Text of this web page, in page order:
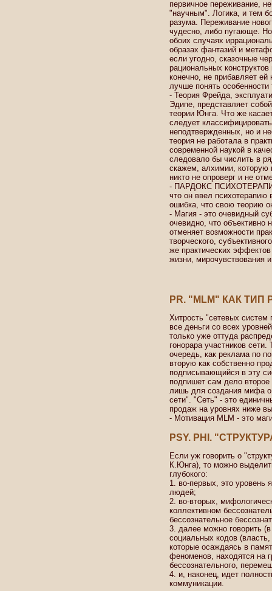
первичное переживание,
"научным". Логика, и тем
разума. Переживание
чудесно, либо пугающе.
обоих случаях
образах фантазий и
если угодно, сказочные
рациональных
конечно, не прибавляет ей
лучше понять особенности
- Теория Фрейда,
Эдипе, представляет
теории Юнга. Что же
следует
неподтвержденных, но и
теория не работала в
современной наукой в
следовало бы числить в
скажем, алхимии, которую
никто не опроверг и не
- ПАРДОКС
что он ввел психотерапию
ошибка, что свою теорию
- Магия - это очевидный
очевидно, что объективно
отменяет возможности
творческого,
же практических
жизни, мирочувствования
PR. "MLM" КАК
Хитрость "сетевых
все деньги со всех
только уже оттуда
гонорара участников
очередь, как реклама по
вторую как собственно
подписывающийся в эту
подпишет сам дело
лишь для создания мифа
сети". "Сеть" - это
продаж на уровнях ниже
- Мотивация MLM - это
PSY. PHI.
Если уж говорить о
К.Юнга), то можно
глубокого:
1. во-первых, это уровень
людей;
2. во-вторых,
коллективном
бессознательное
3. далее можно говорить
социальных кодов
которые осаждаясь в
феноменов, находятся на
бессознательного,
4. и, наконец, идет
коммуникации.